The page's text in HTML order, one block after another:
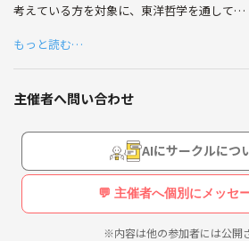
考えている方を対象に、東洋哲学を通して
*****
♡姉妹サークル♡
◎わたしcafe
◎・ZEN・
こちらのサークルも同じく人生を真面目に
考えることを学んでいます。
もっと読む…
主催者へ問い合わせ
AIにサークルにつ
💬 主催者へ個別にメッセ
※内容は他の参加者には公開